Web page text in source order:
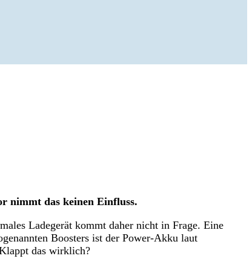
nimmt das keinen Einfluss.
Ladegerät kommt daher nicht in Frage. Eine
Boosters ist der Power-Akku laut
das wirklich?